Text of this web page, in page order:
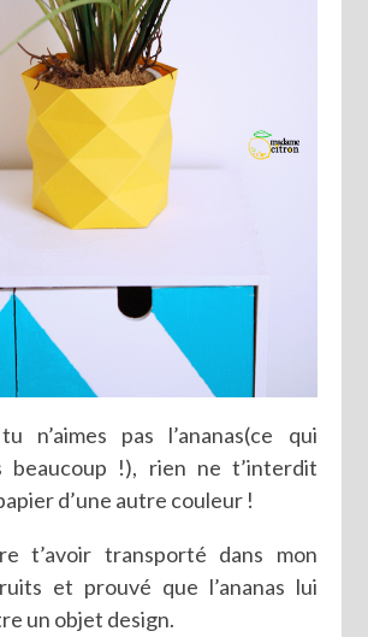
n’aimes pas l’ananas(ce qui
beaucoup !), rien ne t’interdit
d’une autre couleur !
t’avoir transporté dans mon
et prouvé que l’ananas lui
un objet design.